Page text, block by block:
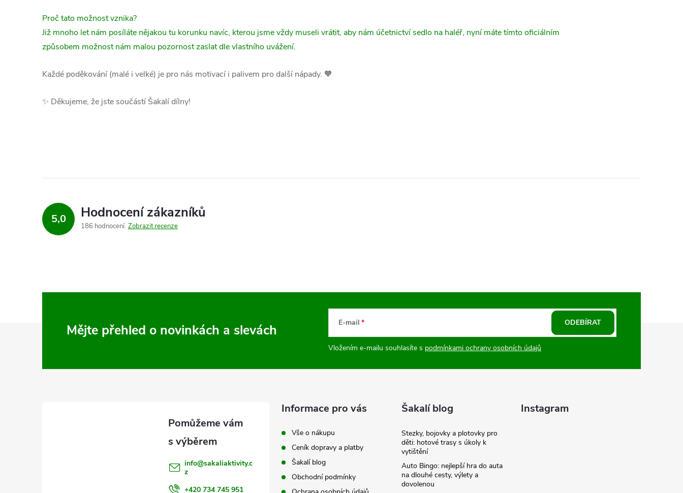
Proč tato možnost vznika?
Již mnoho let nám posíláte nějakou tu korunku navíc, kterou jsme vždy museli vrátit, aby nám účetnictví sedlo na haléř, nyní máte tímto oficiálním
způsobem možnost nám malou pozornost zaslat dle vlastního uvážení.
Každé poděkování (malé i velké) je pro nás motivací i palivem pro další nápady. 🧡
✨ Děkujeme, že jste součástí Šakalí dílny!
5,0 Hodnocení zákazníků
186 hodnocení Zobrazit recenze
Mějte přehled o novinkách a slevách E-mail
Vložením e-mailu souhlasíte s podmínkami ochrany osobních údajů
ODEBÍRAT
info@sakaliaktivity.c
z
+420 734 745 951
Informace pro vás
Vše o nákupu
Ceník dopravy a platby
Šakalí blog
Obchodní podmínky
Šakalí blog
Stezky, bojovky a plotovky pro
děti: hotové trasy s úkoly k
vytištění
Auto Bingo: nejlepší hra do auta
na dlouhé cesty, výlety a
dovolenou
Instagram